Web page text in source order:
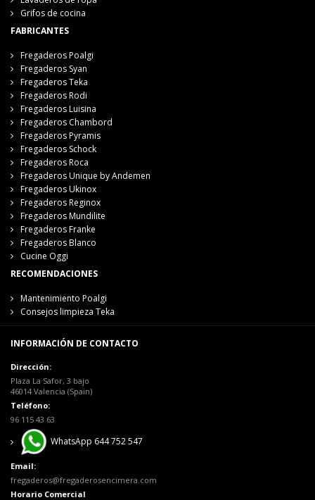
Grifos de cocina
FABRICANTES
Fregaderos Poalgi
Fregaderos Syan
Fregaderos Teka
Fregaderos Rodi
Fregaderos Luisina
Fregaderos Chambord
Fregaderos Pyramis
Fregaderos Schock
Fregaderos Roca
Fregaderos Unique by Andemen
Fregaderos Ukinox
Fregaderos Reginox
Fregaderos Mundilite
Fregaderos Franke
Fregaderos Blanco
Cucine Oggi
RECOMENDACIONES
Mantenimiento Poalgi
Consejos limpieza Teka
INFORMACIÓN DE CONTACTO
Dirección:
Plaza La Safor, 3 bajo
46014 Valencia (Spain)
Teléfono:
96 115 43 63
WhatsApp 644 752 547
Email:
fregaderos@fregaderosencimera.com
Horario Comercial